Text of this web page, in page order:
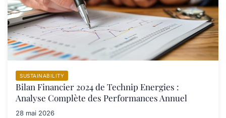
SUSTAINABILITY
Bilan Financier 2024 de Technip Energies :
Analyse Complète des Performances Annuel
28 mai 2026